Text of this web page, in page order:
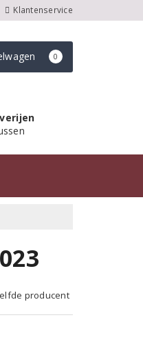
Klantenservice
0
producent